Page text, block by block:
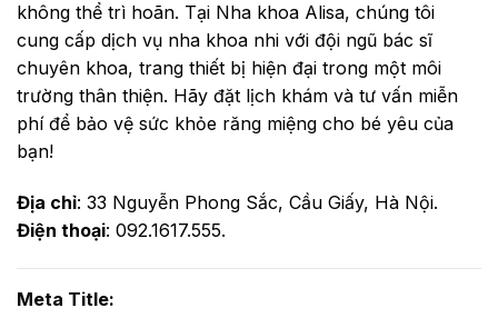
không thể trì hoãn. Tại Nha khoa Alisa, chúng tôi
cung cấp dịch vụ nha khoa nhi với đội ngũ bác sĩ
chuyên khoa, trang thiết bị hiện đại trong một môi
trường thân thiện. Hãy đặt lịch khám và tư vấn miễn
phí để bảo vệ sức khỏe răng miệng cho bé yêu của
bạn!
Địa chỉ: 33 Nguyễn Phong Sắc, Cầu Giấy, Hà Nội.
Điện thoại: 092.1617.555.
Meta Title: